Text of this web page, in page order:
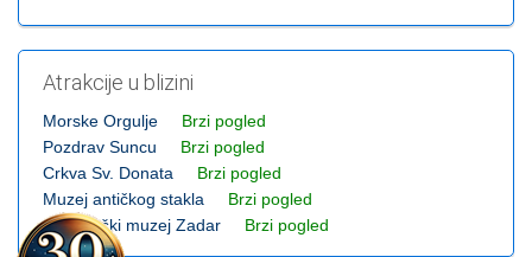
Atrakcije u blizini
Morske Orgulje
Brzi pogled
Pozdrav Suncu
Brzi pogled
Crkva Sv. Donata
Brzi pogled
Muzej antičkog stakla
Brzi pogled
Arheološki muzej Zadar
Brzi pogled